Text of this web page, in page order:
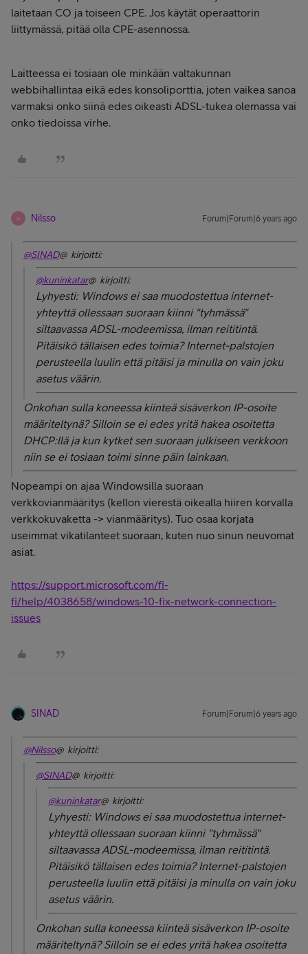
laitetaan CO ja toiseen CPE. Jos käytät operaattorin
liittymässä, pitää olla CPE-asennossa.
Laitteessa ei tosiaan ole minkään valtakunnan
webbihallintaa eikä edes konsoliporttia, joten vaikea sanoa
varmaksi onko siinä edes oikeasti ADSL-tukea olemassa vai
onko tiedoissa virhe.
N Nilsso Forum|Forum|6 years ago
@SINAD@ kirjoitti:
@kuninkatar@ kirjoitti:
Lyhyesti: Windows ei saa muodostettua internet-
yhteyttä ollessaan suoraan kiinni "tyhmässä"
siltaavassa ADSL-modeemissa, ilman reititintä.
Pitäisikö tällaisen edes toimia? Internet-palstojen
perusteella luulin että pitäisi ja minulla on vain joku
asetus väärin.
Onkohan sulla koneessa kiinteä sisäverkon IP-osoite
määriteltynä? Silloin se ei edes yritä hakea osoitetta
DHCP:llä ja kun kytket sen suoraan julkiseen verkkoon
niin se ei tosiaan toimi sinne päin lainkaan.
Nopeampi on ajaa Windowsilla suoraan
verkkovianmääritys (kellon vierestä oikealla hiiren korvalla
verkkokuvaketta -> vianmääritys). Tuo osaa korjata
useimmat vikatilanteet suoraan, kuten nuo sinun neuvomat
asiat.
https://support.microsoft.com/fi-
fi/help/4038658/windows-10-fix-network-connection-
issues
SINAD Forum|Forum|6 years ago
@Nilsso@ kirjoitti:
@SINAD@ kirjoitti:
@kuninkatar@ kirjoitti:
Lyhyesti: Windows ei saa muodostettua internet-
yhteyttä ollessaan suoraan kiinni "tyhmässä"
siltaavassa ADSL-modeemissa, ilman reititintä.
Pitäisikö tällaisen edes toimia? Internet-palstojen
perusteella luulin että pitäisi ja minulla on vain joku
asetus väärin.
Onkohan sulla koneessa kiinteä sisäverkon IP-osoite
määriteltynä? Silloin se ei edes yritä hakea osoitetta